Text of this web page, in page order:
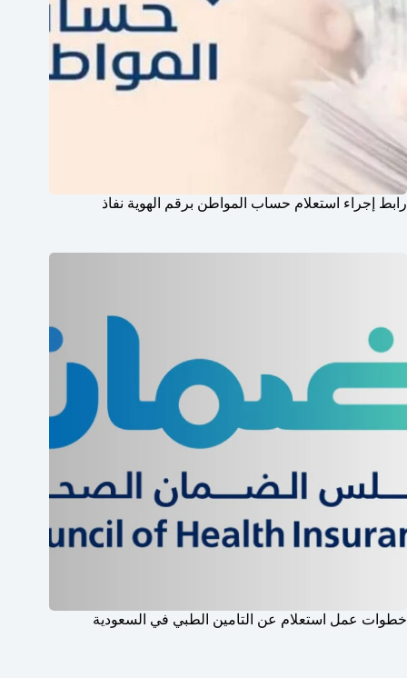
رابط إجراء استعلام حساب المواطن برقم الهوية نفاذ
خطوات عمل استعلام عن التامين الطبي في السعودية